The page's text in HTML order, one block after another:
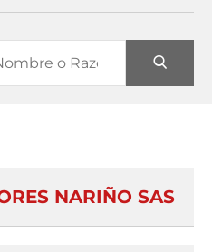
NARIÑO SAS